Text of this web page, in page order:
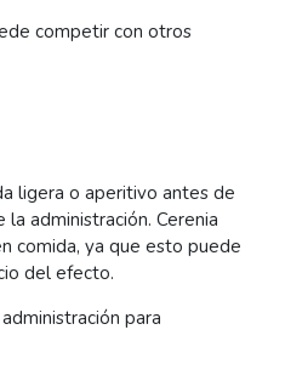
competir con otros
ligera o aperitivo antes de
administración. Cerenia
comida, ya que esto puede
del efecto.
para